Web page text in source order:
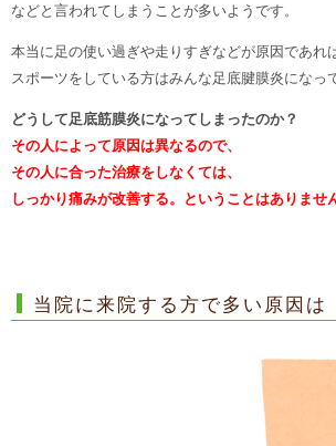
などと言われてしまうことが多いようです。
本当に足の使い過ぎや走りすぎなどが原因であれ
スポーツをしている方はみんな足底腱膜炎になっ
どうして足底筋膜炎になってしまったのか？
その人によって原因は異なるので、
その人に合った治療をしなくては、
しっかり痛みが改善する。ということはありませ
当院に来院する方で多い原因は